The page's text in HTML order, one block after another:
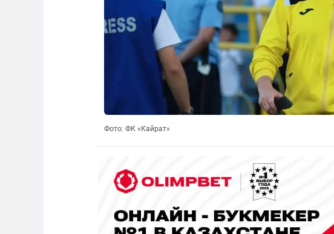
Фото: ФК «Кайрат»